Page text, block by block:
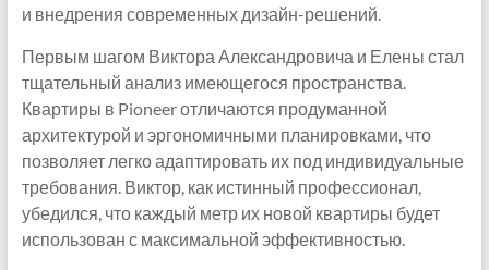
и внедрения современных дизайн-решений.
Первым шагом Виктора Александровича и Елены стал
тщательный анализ имеющегося пространства.
Квартиры в Pioneer отличаются продуманной
архитектурой и эргономичными планировками, что
позволяет легко адаптировать их под индивидуальные
требования. Виктор, как истинный профессионал,
убедился, что каждый метр их новой квартиры будет
использован с максимальной эффективностью.